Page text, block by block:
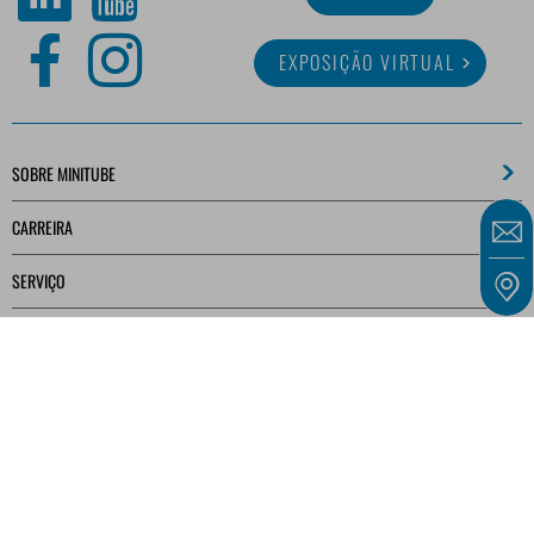
EXPOSIÇÃO VIRTUAL
SOBRE MINITUBE
CARREIRA
SERVIÇO